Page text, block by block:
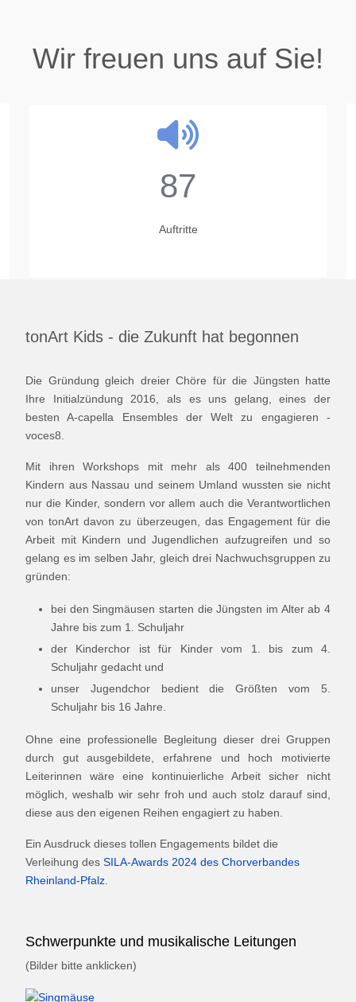
Wir freuen uns auf Sie!
87
Auftritte
tonArt Kids - die Zukunft hat begonnen
Die Gründung gleich dreier Chöre für die Jüngsten hatte
Ihre Initialzündung 2016, als es uns gelang, eines der
besten A-capella Ensembles der Welt zu engagieren -
voces8.
Mit ihren Workshops mit mehr als 400 teilnehmenden
Kindern aus Nassau und seinem Umland wussten sie nicht
nur die Kinder, sondern vor allem auch die Verantwortlichen
von tonArt davon zu überzeugen, das Engagement für die
Arbeit mit Kindern und Jugendlichen aufzugreifen und so
gelang es im selben Jahr, gleich drei Nachwuchsgruppen zu
gründen:
bei den Singmäusen starten die Jüngsten im Alter ab 4
Jahre bis zum 1. Schuljahr
der Kinderchor ist für Kinder vom 1. bis zum 4.
Schuljahr gedacht und
unser Jugendchor bedient die Größten vom 5.
Schuljahr bis 16 Jahre.
Ohne eine professionelle Begleitung dieser drei Gruppen
durch gut ausgebildete, erfahrene und hoch motivierte
Leiterinnen wäre eine kontinuierliche Arbeit sicher nicht
möglich, weshalb wir sehr froh und auch stolz darauf sind,
diese aus den eigenen Reihen engagiert zu haben.
Ein Ausdruck dieses tollen Engagements bildet die
Verleihung des SILA-Awards 2024 des Chorverbandes
Rheinland-Pfalz
Schwerpunkte und musikalische Leitungen
(Bilder bitte anklicken)